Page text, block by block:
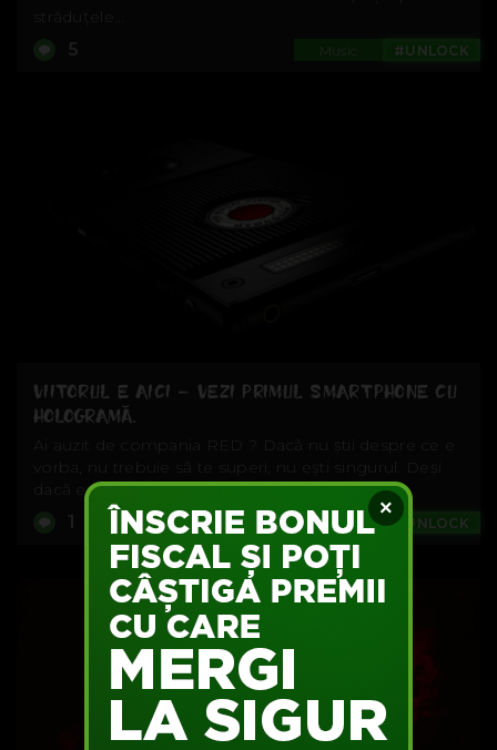
×
străduțele...
#UNLOCK
Music
5
VIITORUL E AICI – VEZI PRIMUL SMARTPHONE CU
HOLOGRAMĂ.
Ai auzit de compania RED ? Dacă nu știi despre ce e
vorba, nu trebuie să te superi, nu ești singurul. Deși
dacă ești...
#UNLOCK
Games
1